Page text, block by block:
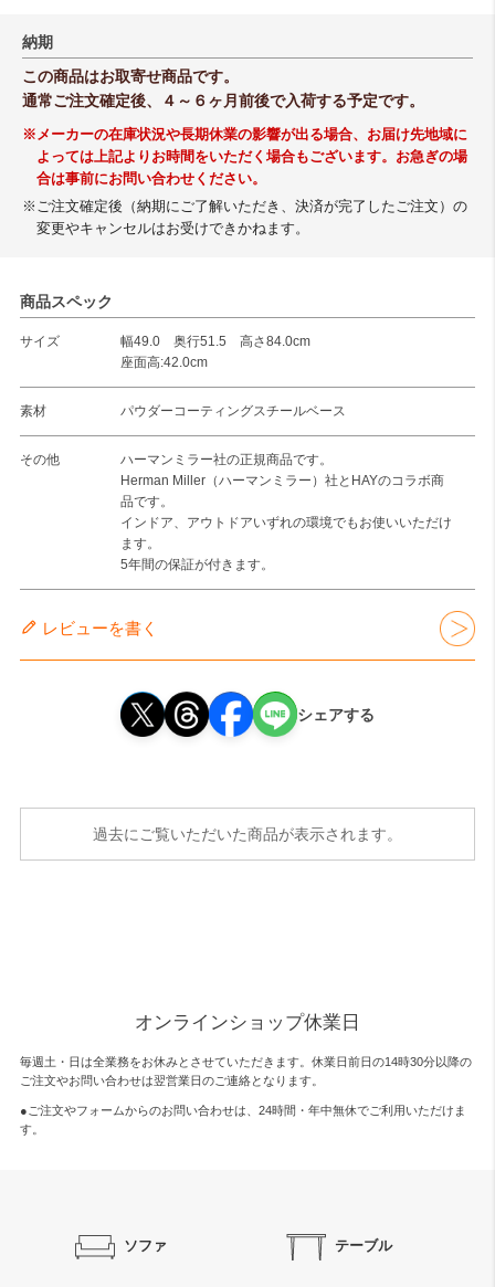
納期
この商品はお取寄せ商品です。
通常ご注文確定後、４～６ヶ月前後で入荷する予定です。
※メーカーの在庫状況や長期休業の影響が出る場合、お届け先地域に
よっては上記よりお時間をいただく場合もございます。お急ぎの場
合は事前にお問い合わせください。
※ご注文確定後（納期にご了解いただき、決済が完了したご注文）の
変更やキャンセルはお受けできかねます。
商品スペック
サイズ
幅49.0 奥行51.5 高さ84.0cm
座面高:42.0cm
素材 パウダーコーティングスチールベース
その他
ハーマンミラー社の正規商品です。
Herman Miller（ハーマンミラー）社とHAYのコラボ商
品です。
インドア、アウトドアいずれの環境でもお使いいただけ
ます。
5年間の保証が付きます。
レビューを書く
シェアする
過去にご覧いただいた商品が表示されます。
オンラインショップ休業日
毎週土・日は全業務をお休みとさせていただきます。休業日前日の14時30分以降の
ご注文やお問い合わせは翌営業日のご連絡となります。
●ご注文やフォームからのお問い合わせは、 24時間・年中無休でご利用いただけま
す。
ソファ テーブル